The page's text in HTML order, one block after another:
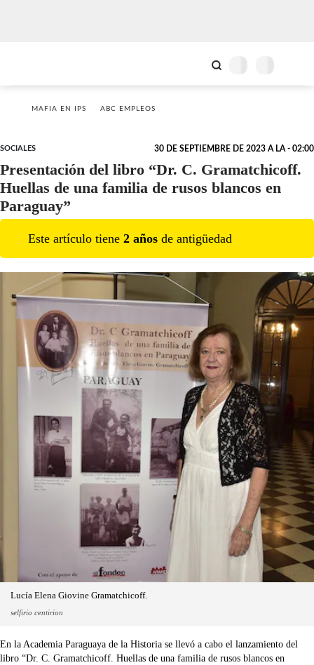
MAFIA EN IPS ABC EMPLEOS
SOCIALES 30 DE SEPTIEMBRE DE 2023 A LA - 02:00
Presentación del libro “Dr. C. Gramatchicoff.
Huellas de una familia de rusos blancos en
Paraguay”
Este artículo tiene 2 años de antigüedad
Lucía Elena Giovine Gramatchicoff.
selfirio centirion
En la Academia Paraguaya de la Historia se llevó a cabo el lanzamiento del
libro “Dr. C. Gramatchicoff. Huellas de una familia de rusos blancos en